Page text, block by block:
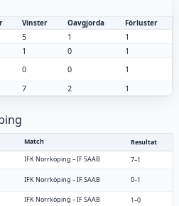
Vinster Oavgjorda Förluster
5 1
1
1 0
1
0 0
1
7 2 1
Match
Resultat
IFK Norrköping –IF SAAB
7–1
IFK Norrköping –IF SAAB 0–1
IFK Norrköping –IF SAAB
1–0